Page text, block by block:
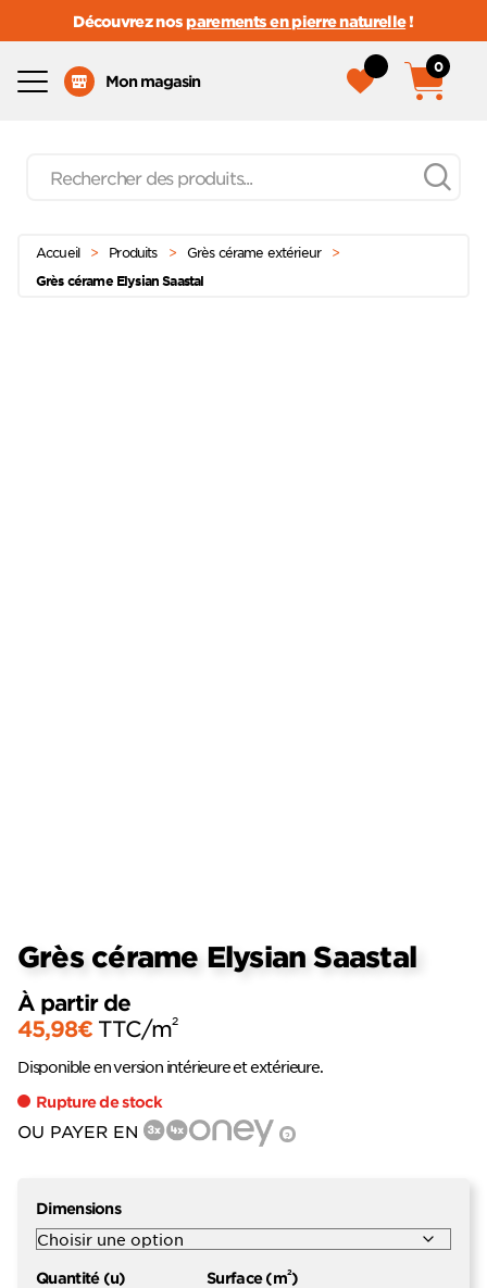
Découvrez nosparements en pierre naturelle!
Mon magasin
0
contenu
Menu
Accueil > Produits > Grès cérame extérieur
>
Grès cérame Elysian Saastal
Grès cérame Elysian Saastal
À partir de
45,98€ TTC/m2
Disponible en version intérieure et extérieure.
Rupture de stock
OU PAYER EN ?
Dimensions
Quantité (u) Surface (m2)